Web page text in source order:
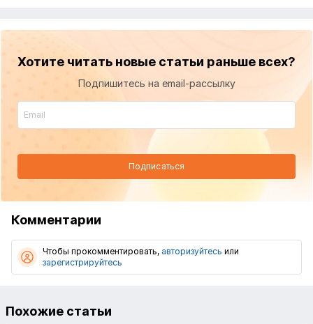
Хотите читать новые статьи раньше всех?
Подпишитесь на email-рассылку
Подписаться
Комментарии
Чтобы прокомментировать, авторизуйтесь или
зарегистрируйтесь
Похожие статьи